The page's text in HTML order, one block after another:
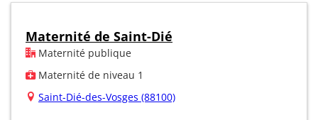
Maternité de Saint-Dié
Maternité publique
Maternité de niveau 1
Saint-Dié-des-Vosges (88100)